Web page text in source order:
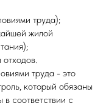
труда);
жилой
труда - это
который обязаны
соответствии с